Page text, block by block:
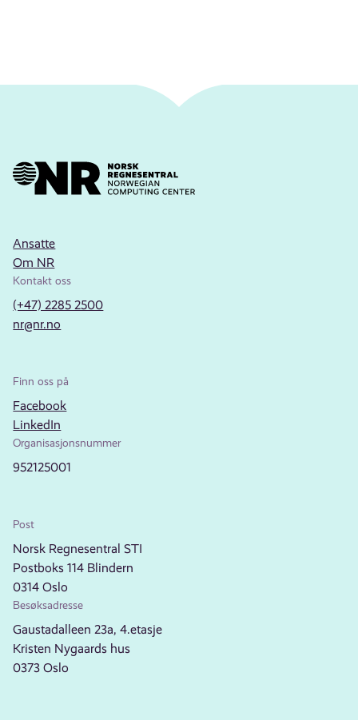
Ansatte
Om NR
Kontakt oss
(+47) 2285 2500
nr@nr.no
Finn oss på
Facebook
LinkedIn
Organisasjonsnummer
952125001
Post
Norsk Regnesentral STI
Postboks 114 Blindern
0314 Oslo
Besøksadresse
Gaustadalleen 23a, 4.etasje
Kristen Nygaards hus
0373 Oslo